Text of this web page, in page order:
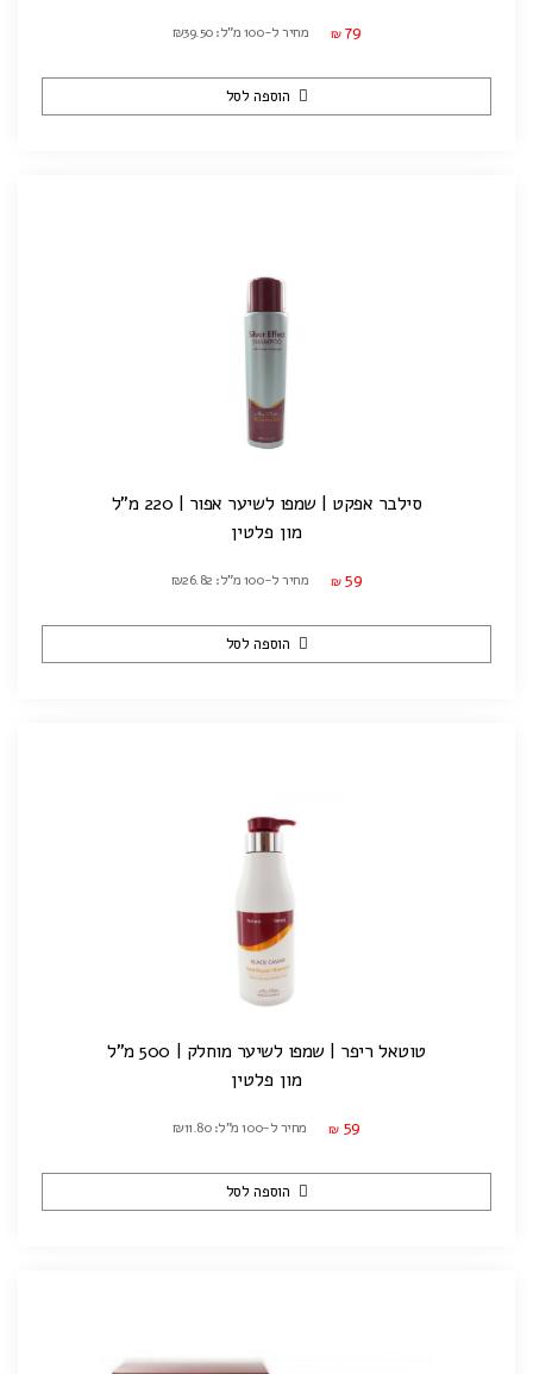
₪ 79 מחיר ל-100 מ"ל: ₪39.50
הוספה לסל
סילבר אפקט | שמפו לשיער אפור | 220 מ"ל
מון פלטין
₪ 59 מחיר ל-100 מ"ל: ₪26.82
הוספה לסל
טוטאל ריפר | שמפו לשיער מוחלק | 500 מ"ל
מון פלטין
₪ 59 מחיר ל-100 מ"ל: ₪11.80
הוספה לסל